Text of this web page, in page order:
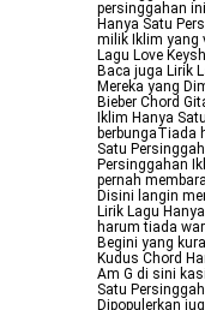
persinggahan
Hanya Satu
milik Iklim yang
Lagu Love
Baca juga Lirik
Mereka yang
Bieber Chord
Iklim Hanya
berbungaTiada
Satu
Persinggahan
pernah
Disini langin
Lirik Lagu
harum tiada
Begini yang
Kudus Chord
Am G di sini
Satu
Dipopulerkan